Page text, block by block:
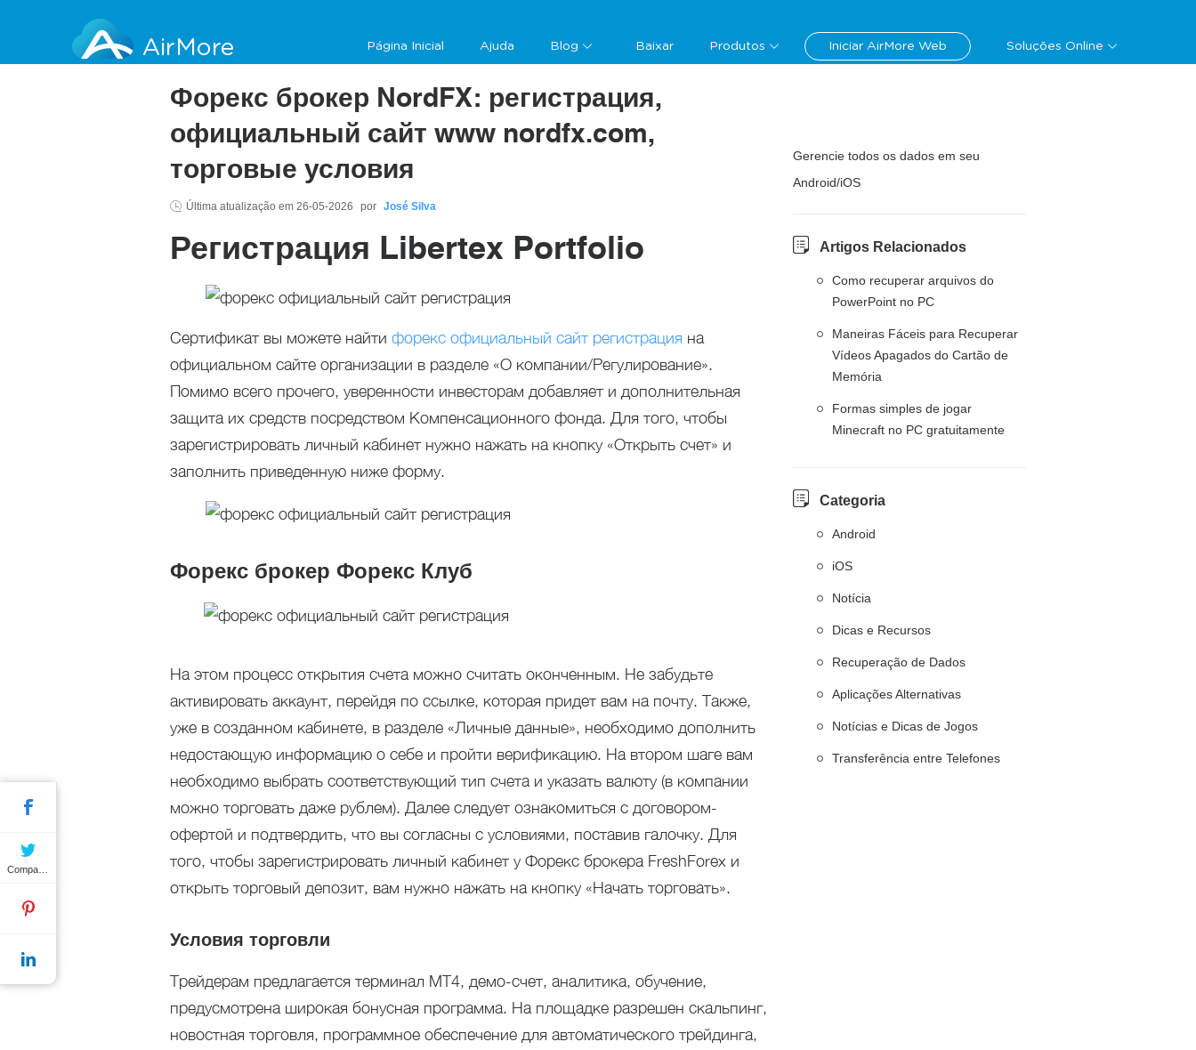
AirMore Página Inicial Ajuda Blog Baixar Produtos Iniciar AirMore Web Soluções Online
Форекс брокер NordFX: регистрация,
официальный сайт www nordfx.com,
торговые условия
Última atualização em 26-05-2026 por José Silva
Регистрация Libertex Portfolio
Сертификат вы можете найти форекс официальный сайт регистрация на
официальном сайте организации в разделе «О компании/Регулирование».
Помимо всего прочего, уверенности инвесторам добавляет и дополнительная
защита их средств посредством Компенсационного фонда. Для того, чтобы
зарегистрировать личный кабинет нужно нажать на кнопку «Открыть счет» и
заполнить приведенную ниже форму.
Форекс брокер Форекс Клуб
На этом процесс открытия счета можно считать оконченным. Не забудьте
активировать аккаунт, перейдя по ссылке, которая придет вам на почту. Также,
уже в созданном кабинете, в разделе «Личные данные», необходимо дополнить
недостающую информацию о себе и пройти верификацию. На втором шаге вам
необходимо выбрать соответствующий тип счета и указать валюту (в компании
можно торговать даже рублем). Далее следует ознакомиться с договором-
офертой и подтвердить, что вы согласны с условиями, поставив галочку. Для
того, чтобы зарегистрировать личный кабинет у Форекс брокера FreshForex и
открыть торговый депозит, вам нужно нажать на кнопку «Начать торговать».
Условия торговли
Трейдерам предлагается терминал МТ4, демо-счет, аналитика, обучение,
предусмотрена широкая бонусная программа. На площадке разрешен скальпинг,
новостная торговля, программное обеспечение для автоматического трейдинга,
Gerencie todos os dados em seu
Android/iOS
Artigos Relacionados
Como recuperar arquivos do
PowerPoint no PC
Maneiras Fáceis para Recuperar
Vídeos Apagados do Cartão de
Memória
Formas simples de jogar
Minecraft no PC gratuitamente
Categoria
Android
iOS
Notícia
Dicas e Recursos
Recuperação de Dados
Aplicações Alternativas
Notícias e Dicas de Jogos
Transferência entre Telefones